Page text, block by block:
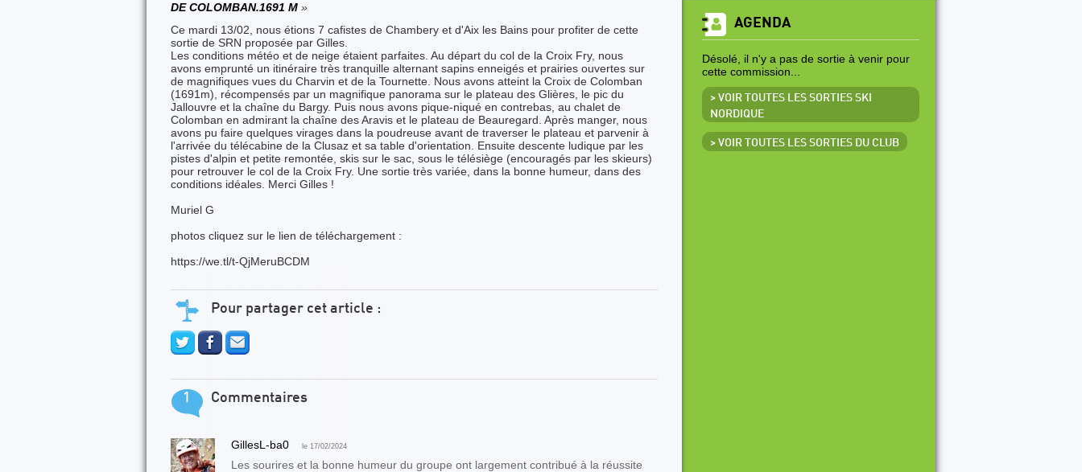
DE COLOMBAN.1691 M »
Ce mardi 13/02, nous étions 7 cafistes de Chambery et d'Aix les Bains pour profiter de cette
sortie de SRN proposée par Gilles.
Les conditions météo et de neige étaient parfaites. Au départ du col de la Croix Fry, nous
avons emprunté un itinéraire très tranquille alternant sapins enneigés et prairies ouvertes sur
de magnifiques vues du Charvin et de la Tournette. Nous avons atteint la Croix de Colomban
(1691m), récompensés par un magnifique panorama sur le plateau des Glières, le pic du
Jallouvre et la chaîne du Bargy. Puis nous avons pique-niqué en contrebas, au chalet de
Colomban en admirant la chaîne des Aravis et le plateau de Beauregard. Après manger, nous
avons pu faire quelques virages dans la poudreuse avant de traverser le plateau et parvenir à
l'arrivée du télécabine de la Clusaz et sa table d'orientation. Ensuite descente ludique par les
pistes d'alpin et petite remontée, skis sur le sac, sous le télésiège (encouragés par les skieurs)
pour retrouver le col de la Croix Fry. Une sortie très variée, dans la bonne humeur, dans des
conditions idéales. Merci Gilles !
Muriel G
photos cliquez sur le lien de téléchargement :
https://we.tl/t-QjMeruBCDM
Pour partager cet article :
1 Commentaires
GillesL-ba0 le 17/02/2024
Les sourires et la bonne humeur du groupe ont largement contribué à la réussite
AGENDA
Désolé, il n'y a pas de sortie à venir pour
cette commission...
> VOIR TOUTES LES SORTIES SKI
NORDIQUE
> VOIR TOUTES LES SORTIES DU CLUB